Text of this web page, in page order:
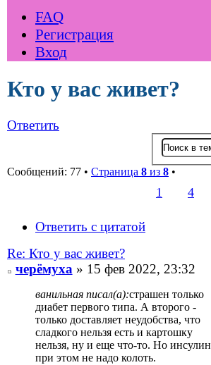
FAQ
Регистрация
Вход
Кто у вас живет?
Ответить
Сообщений: 77 • Страница 8 из 8 •
1 4
Ответить с цитатой
Re: Кто у вас живет?
черёмуха» 15 фев 2022, 23:32
ванильная писал(а):страшен только
диабет первого типа. А второго -
только доставляет неудобства, что
сладкого нельзя есть и картошку
нельзя, ну и еще что-то. Но инсулин
при этом не надо колоть.